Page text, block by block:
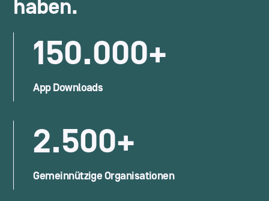
haben.
150.000+
App Downloads
2.500+
Gemeinnützige Organisationen